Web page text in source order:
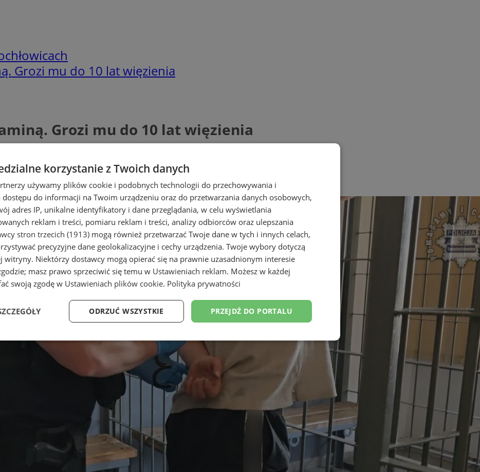
Grozi mu do 10 lat więzienia
Grozi mu do 10 lat więzienia
korzystanie z Twoich danych
używamy plików cookie i podobnych technologii do przechowywania i
dostępu do informacji na Twoim urządzeniu oraz do przetwarzania danych osobowych,
adres IP, unikalne identyfikatory i dane przeglądania, w celu wyświetlania
reklam i treści, pomiaru reklam i treści, analizy odbiorców oraz ulepszania
stron trzecich (1913) mogą również przetwarzać Twoje dane w tych i innych celach,
precyzyjne dane geolokalizacyjne i cechy urządzenia. Twoje wybory dotyczą
witryny. Niektórzy dostawcy mogą opierać się na prawnie uzasadnionym interesie
masz prawo sprzeciwić się temu w Ustawieniach reklam. Możesz w każdej
swoją zgodę w Ustawieniach plików cookie. Polityka prywatności
PRZEJDŹ DO PORTALU
ODRZUĆ WSZYSTKIE
Wydajność Targetowanie Funkcjonalność Niesklasyfikowane
Funkcjonalność Niesklasyfikowane
cookie umożliwiają korzystanie z podstawowych funkcji strony internetowej, takich jak logowanie użytkownika i
Bez niezbędnych plików cookie nie można prawidłowo korzystać ze strony internetowej.
Okres
przechowywania